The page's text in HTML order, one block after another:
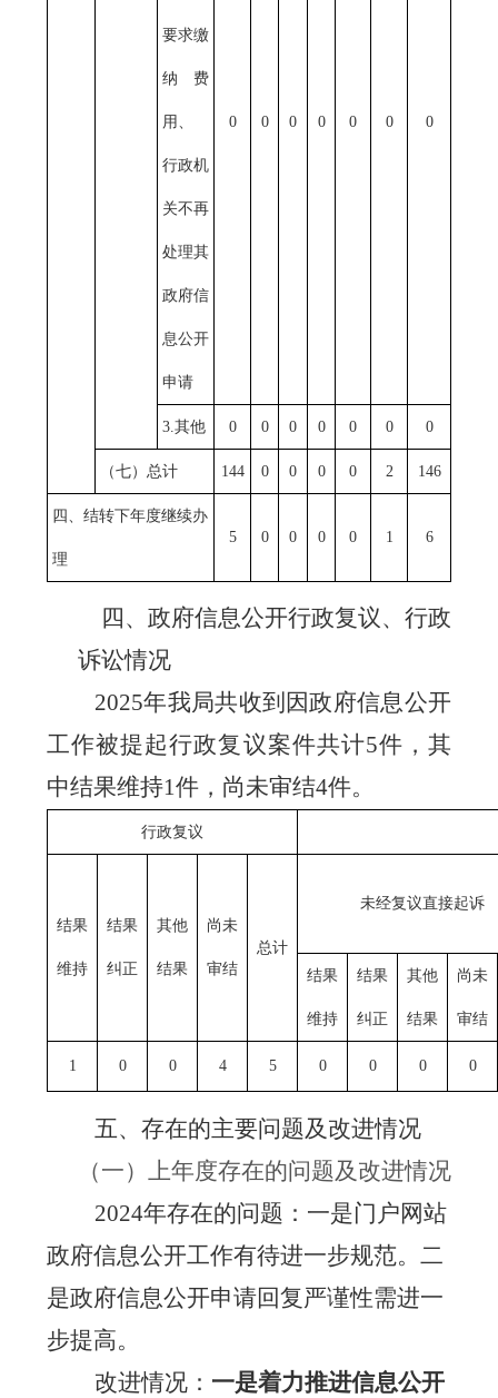
要求缴
纳费
用、
行政机
关不再
处理其
政府信
息公开
申请
0 0 0 0 0 0 0
3.其他 0 0 0 0 0 0 0
（七）总计 144 0 0 0 0 2 146
四、结转下年度继续办
理
5 0 0 0 0 1 6
四 、政府信息公开行政复议、行政
诉讼情况
2025年我局共收到因政府信息公开
工作被提起行政复议案件共计5件，其
中结果维持1件，尚未审结4件。
行政复议
结果
维持
结果
纠正
其他
结果
尚未
审结
总计
未经复议直接起诉
结果
维持
结果
纠正
其他
结果
尚未
审结
1 0 0 4 5 0 0 0 0
五、存在的主要问题及改进情况
（一）上年度存在的问题及改进情况
2024年存在的问题： 一是门户网站
政府信息公开工作有待进一步规范。二
是政府信息公开申请回复严谨性需进一
步提高。
改进情况： 一是着力推进信息公开